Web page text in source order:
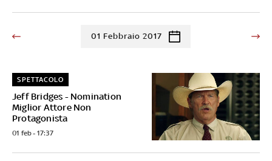
01 Febbraio 2017
Jeff Bridges - Nomination
Miglior Attore Non
Protagonista
SPETTACOLO
01 feb - 17:37